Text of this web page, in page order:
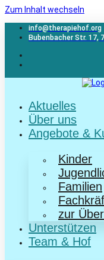
Zum Inhalt wechseln
info@therapiehof.org
Bubenbacher Str. 17,
Aktuelles
Über uns
Angebote &
Kinder
Familien
zur
Unterstützen
Team & Hof